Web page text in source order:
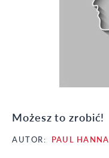
Możesz to zrobić!
AUTOR: PAUL HANNA